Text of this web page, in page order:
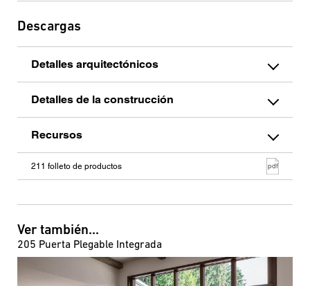
Descargas
Detalles arquitectónicos
Detalles de la construcción
Recursos
211 folleto de productos pdf
Ver también...
205 Puerta Plegable Integrada